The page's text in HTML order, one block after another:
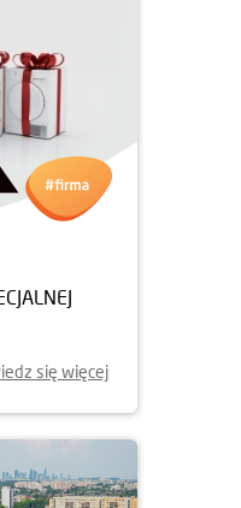
się więcej